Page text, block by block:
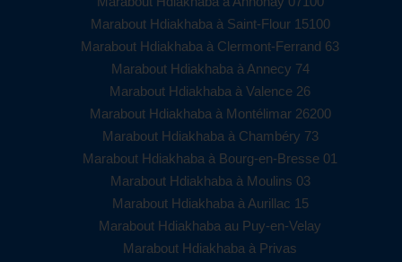
Marabout Hdiakhaba à Saint-Flour 15100
Marabout Hdiakhaba à Clermont-Ferrand 63
Marabout Hdiakhaba à Annecy 74
Marabout Hdiakhaba à Valence 26
Marabout Hdiakhaba à Montélimar 26200
Marabout Hdiakhaba à Chambéry 73
Marabout Hdiakhaba à Bourg-en-Bresse 01
Marabout Hdiakhaba à Moulins 03
Marabout Hdiakhaba à Aurillac 15
Marabout Hdiakhaba au Puy-en-Velay
Marabout Hdiakhaba à Privas